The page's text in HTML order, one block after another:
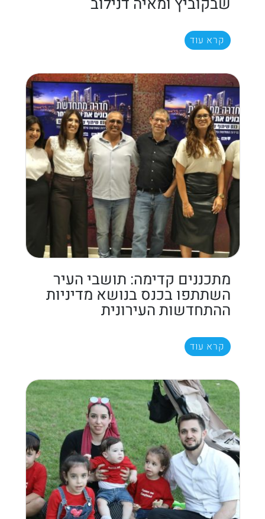
קרא עוד
מתכננים קדימה: תושבי העיר
השתתפו בכנס בנושא מדיניות
ההתחדשות העירונית
קרא עוד